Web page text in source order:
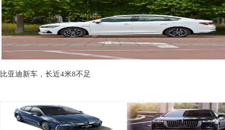
比亚迪新车，长近4米8不足